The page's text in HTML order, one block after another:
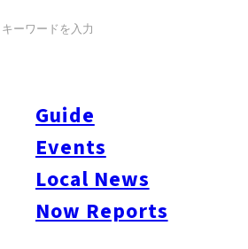
Guide
Events
Local News
Now Reports
越9Fの三越ギャラリーが加わり、2会
ティスト、ギャラリー、来場者が交流
トをより身近に感じられる機会になり